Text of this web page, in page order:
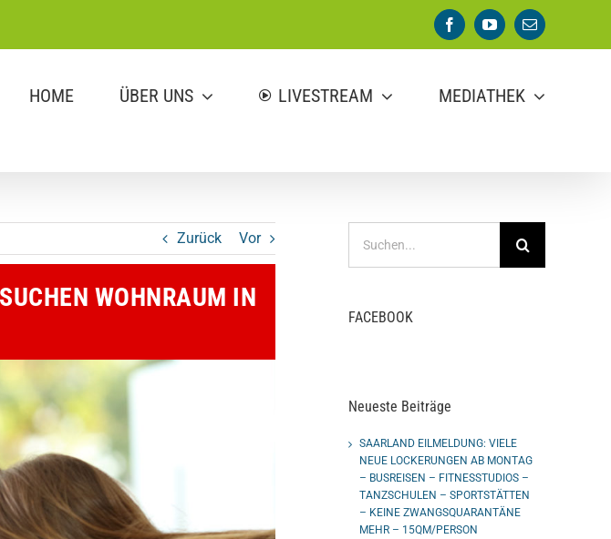
FacebookYouTube
E-
Mail
HOME ÜBER UNS LIVESTREAM MEDIATHEK
Zurück Vor
WOHNRAUM IN
nach:
FACEBOOK
Neueste Beiträge
SAARLAND EILMELDUNG: VIELE
NEUE LOCKERUNGEN AB MONTAG
– BUSREISEN – FITNESSTUDIOS –
TANZSCHULEN – SPORTSTÄTTEN
– KEINE ZWANGSQUARANTÄNE
MEHR – 15QM/PERSON